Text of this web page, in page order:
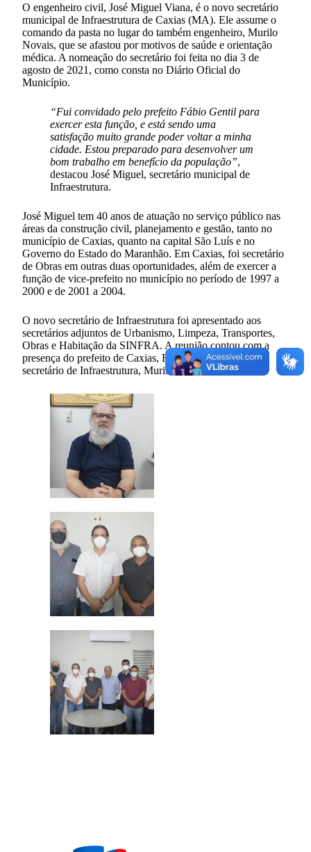
O engenheiro civil, José Miguel Viana, é o novo secretário
municipal de Infraestrutura de Caxias (MA). Ele assume o
comando da pasta no lugar do também engenheiro, Murilo
Novais, que se afastou por motivos de saúde e orientação
médica. A nomeação do secretário foi feita no dia 3 de
agosto de 2021, como consta no Diário Oficial do
Município.
“Fui convidado pelo prefeito Fábio Gentil para
exercer esta função, e está sendo uma
satisfação muito grande poder voltar a minha
cidade. Estou preparado para desenvolver um
bom trabalho em benefício da população”,
destacou José Miguel, secretário municipal de
Infraestrutura.
José Miguel tem 40 anos de atuação no serviço público nas
áreas da construção civil, planejamento e gestão, tanto no
município de Caxias, quanto na capital São Luís e no
Governo do Estado do Maranhão. Em Caxias, foi secretário
de Obras em outras duas oportunidades, além de exercer a
função de vice-prefeito no município no período de 1997 a
2000 e de 2001 a 2004.
O novo secretário de Infraestrutura foi apresentado aos
secretários adjuntos de Urbanismo, Limpeza, Transportes,
Obras e Habitação da SINFRA. A reunião contou com a
presença do prefeito de Caxias, Fábio Gentil, e do ex-
secretário de Infraestrutura, Murilo Novais.